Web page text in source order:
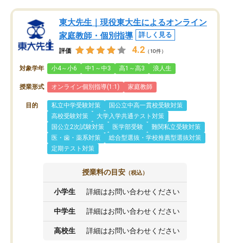
東大先生｜現役東大生によるオンライン
家庭教師・個別指導
詳しく見る
評価 4.2 （10件）
対象学年 小4～小6 中1～中3 高1～高3 浪人生
授業形式 オンライン個別指導(1:1) 家庭教師
目的 私立中学受験対策
国公立中高一貫校受験対策
高校受験対策
大学入学共通テスト対策
国公立2次試験対策
医学部受験
難関私立受験対策
医・歯・薬系対策
総合型選抜・学校推薦型選抜対策
定期テスト対策
授業料の目安 （税込）
小学生 詳細はお問い合わせください
中学生 詳細はお問い合わせください
高校生 詳細はお問い合わせください